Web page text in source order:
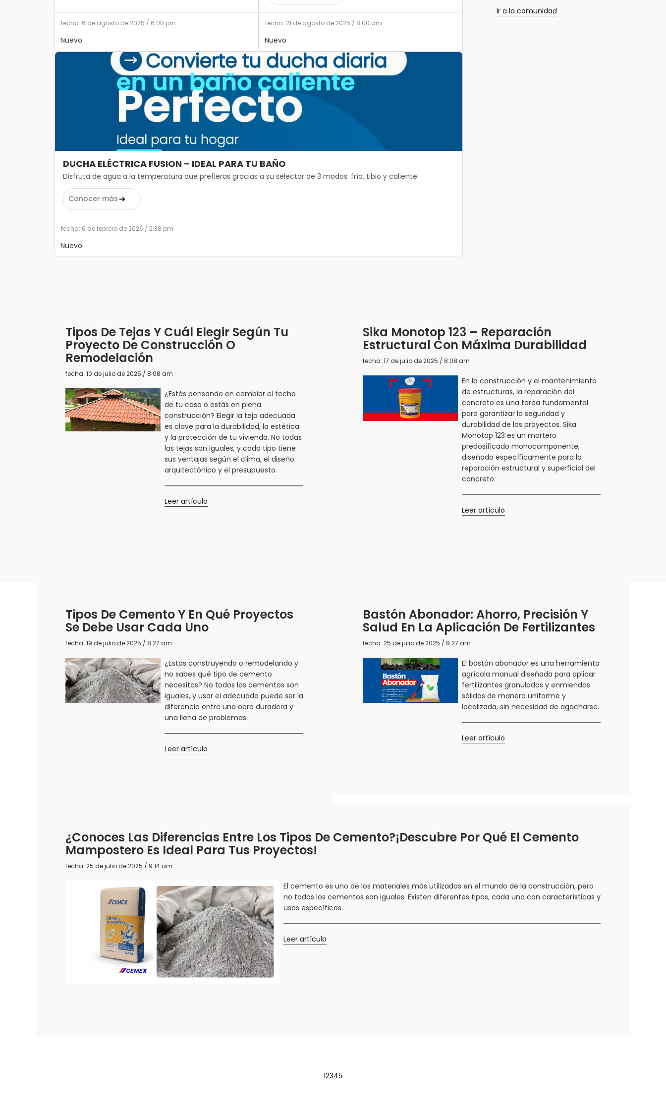
fecha: 6 de agosto de 2025 / 6:00 pm
Nuevo
fecha: 21 de agosto de 2025 / 8:00 am
Nuevo
DUCHA ELÉCTRICA FUSION – IDEAL PARA TU BAÑO
Disfruta de agua a la temperatura que prefieras gracias a su selector de 3 modos: frío, tibio y caliente.
Conocer más ➔
fecha: 6 de febrero de 2026 / 2:38 pm
Nuevo
Ir a la comunidad
Tipos De Tejas Y Cuál Elegir Según Tu
Proyecto De Construcción O
Remodelación
fecha: 10 de julio de 2025 / 8:08 am
¿Estás pensando en cambiar el techo
de tu casa o estás en plena
construcción? Elegir la teja adecuada
es clave para la durabilidad, la estética
y la protección de tu vivienda. No todas
las tejas son iguales, y cada tipo tiene
sus ventajas según el clima, el diseño
arquitectónico y el presupuesto.
Leer artículo
Sika Monotop 123 – Reparación
Estructural Con Máxima Durabilidad
fecha: 17 de julio de 2025 / 8:08 am
En la construcción y el mantenimiento
de estructuras, la reparación del
concreto es una tarea fundamental
para garantizar la seguridad y
durabilidad de los proyectos. Sika
Monotop 123 es un mortero
predosificado monocomponente,
diseñado específicamente para la
reparación estructural y superficial del
concreto.
Leer artículo
Tipos De Cemento Y En Qué Proyectos
Se Debe Usar Cada Uno
fecha: 19 de julio de 2025 / 8:27 am
¿Estás construyendo o remodelando y
no sabes qué tipo de cemento
necesitas? No todos los cementos son
iguales, y usar el adecuado puede ser la
diferencia entre una obra duradera y
una llena de problemas.
Leer artículo
Bastón Abonador: Ahorro, Precisión Y
Salud En La Aplicación De Fertilizantes
fecha: 25 de julio de 2025 / 8:27 am
El bastón abonador es una herramienta
agrícola manual diseñada para aplicar
fertilizantes granulados y enmiendas
sólidas de manera uniforme y
localizada, sin necesidad de agacharse.
Leer artículo
¿Conoces Las Diferencias Entre Los Tipos De Cemento?¡Descubre Por Qué El Cemento
Mampostero Es Ideal Para Tus Proyectos!
fecha: 25 de julio de 2025 / 9:14 am
El cemento es uno de los materiales más utilizados en el mundo de la construcción, pero
no todos los cementos son iguales. Existen diferentes tipos, cada uno con características y
usos específicos.
Leer artículo
12345